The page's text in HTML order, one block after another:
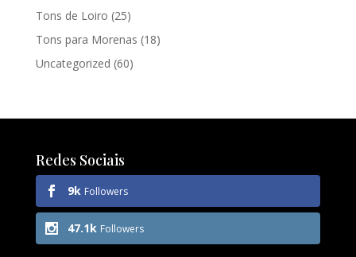
Tons de Loiro (25)
Tons para Morenas (18)
Uncategorized (60)
Redes Sociais
9k Followers
47.1k Followers